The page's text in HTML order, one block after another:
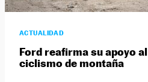
ACTUALIDAD
Ford reafirma su apoyo al
ciclismo de montaña